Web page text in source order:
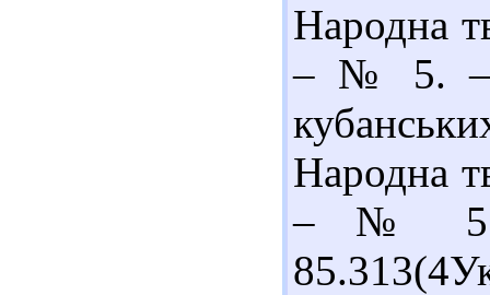
Народна
– № 5. –
Народна
– № 5.